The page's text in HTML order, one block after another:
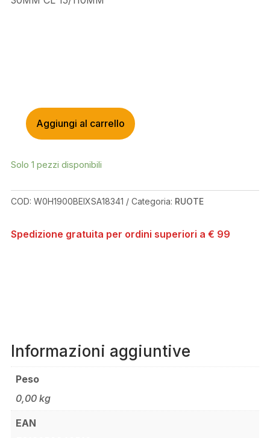
SWISS
ANTERIORE
1900
30MM
Aggiungi al carrello
Solo 1 pezzi disponibili
COD: W0H1900BEIXSA18341 Categoria: RUOTE
Spedizione gratuita per ordini superiori a € 99
Informazioni aggiuntive
Peso
0,00 kg
EAN